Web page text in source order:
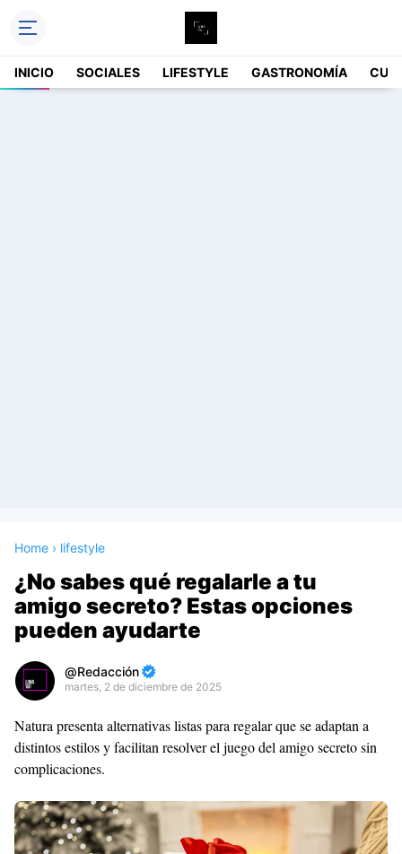
INICIO SOCIALES LIFESTYLE GASTRONOMÍA
Home › lifestyle
¿No sabes qué regalarle a tu
amigo secreto? Estas opciones
pueden ayudarte
Redacción
martes, 2 de diciembre de 2025
Premium
By
Raushan
Design
Shroff
Templates
Natura presenta alternativas listas para regalar que se adaptan a
distintos estilos y facilitan resolver el juego del amigo secreto sin
complicaciones.